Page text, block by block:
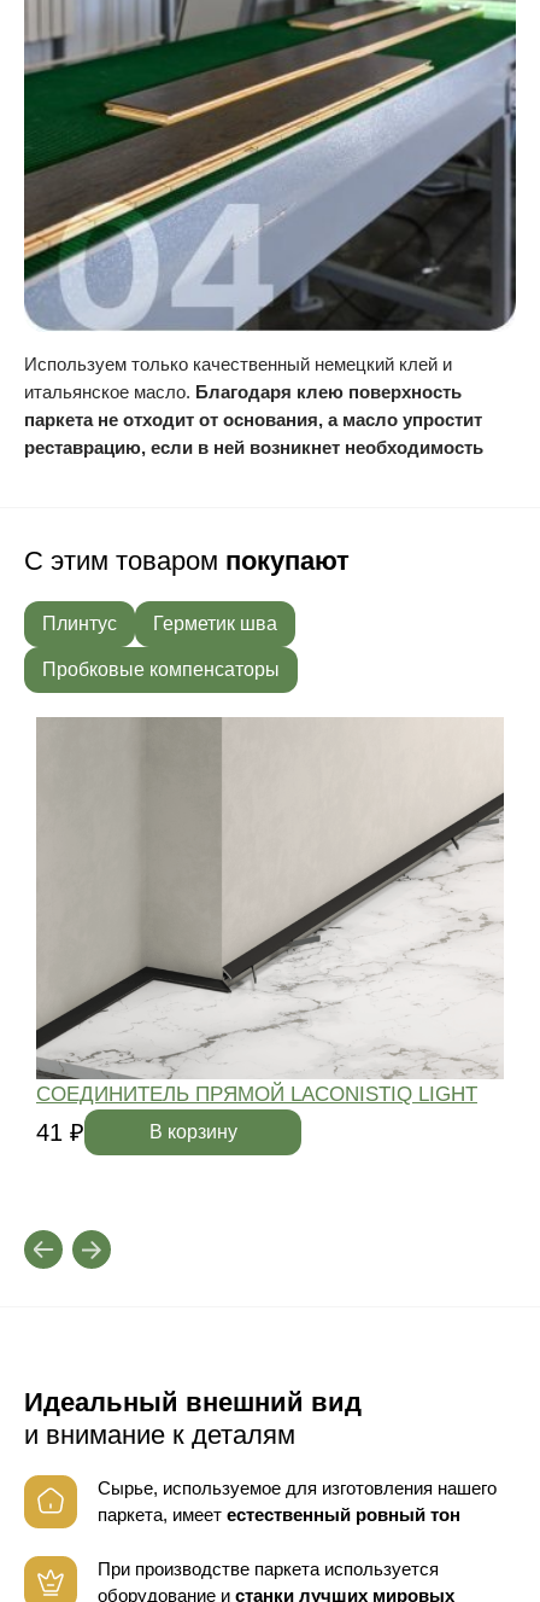
Используем только качественный немецкий клей и
итальянское масло. Благодаря клею поверхность
паркета не отходит от основания, а масло упростит
реставрацию, если в ней возникнет необходимость
С этим товаром покупают
Плинтус Герметик шва
Пробковые компенсаторы
СОЕДИНИТЕЛЬ ПРЯМОЙ LACONISTIQ LIGHT
41 ₽ В корзину
Идеальный внешний вид
и внимание к деталям
Сырье, используемое для изготовления нашего
паркета, имеет естественный ровный тон
При производстве паркета используется
оборудование и станки лучших мировых